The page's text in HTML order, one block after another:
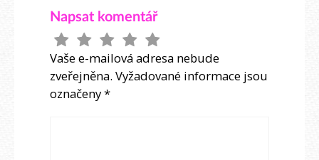
Napsat komentář
Vaše e-mailová adresa nebude
zveřejněna. Vyžadované informace jsou
označeny*